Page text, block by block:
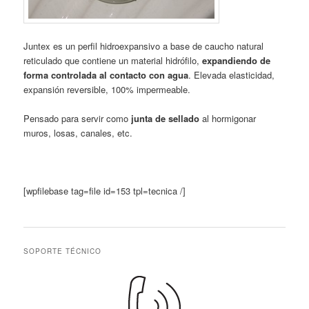
Juntex es un perfil hidroexpansivo a base de caucho natural
reticulado que contiene un material hidrófilo,expandiendo de
forma controlada al contacto con agua. Elevada elasticidad,
expansión reversible, 100% impermeable.
Pensado para servir como junta de sellado al hormigonar
muros, losas, canales, etc.
[wpfilebase tag=file id=153 tpl=tecnica /]
SOPORTE TÉCNICO